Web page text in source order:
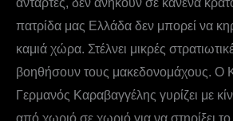
αντάρτες, δεν ανήκουν σε κανένα
πατρίδα μας Ελλάδα δεν μπορεί να
καμιά χώρα. Στέλνει μικρές
βοηθήσουν τους μακεδονομάχους. Ο
Γερμανός Καραβαγγέλης γυρίζει με
από χωριό σε χωριό για να στηρίξει